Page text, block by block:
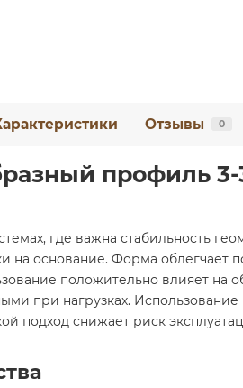
Отзывы 0
профиль
где важна стабильность
на основание. Форма облегчает
положительно влияет на
при нагрузках.
подход снижает риск